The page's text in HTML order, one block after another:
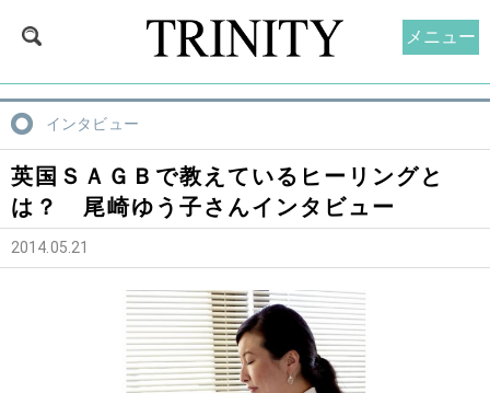
インタビュー
英国ＳＡＧＢで教えているヒーリングと
は？ 尾崎ゆう子さんインタビュー
2014.05.21
メニュー